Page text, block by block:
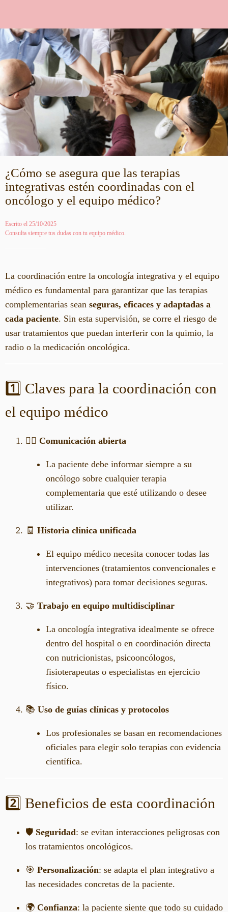
¿Cómo se asegura que las terapias
integrativas estén coordinadas con el
oncólogo y el equipo médico?
Escrito el 25/10/2025
Consulta siempre tus dudas con tu equipo médico.
La coordinación entre la oncología integrativa y el equipo
médico es fundamental para garantizar que las terapias
complementarias sean seguras, eficaces y adaptadas a
cada paciente. Sin esta supervisión, se corre el riesgo de
usar tratamientos que puedan interferir con la quimio, la
radio o la medicación oncológica.
1️⃣ Claves para la coordinación con
el equipo médico
👩‍⚕️ Comunicación abierta
La paciente debe informar siempre a su
oncólogo sobre cualquier terapia
complementaria que esté utilizando o desee
utilizar.
🧾 Historia clínica unificada
El equipo médico necesita conocer todas las
intervenciones (tratamientos convencionales e
integrativos) para tomar decisiones seguras.
🤝 Trabajo en equipo multidisciplinar
La oncología integrativa idealmente se ofrece
dentro del hospital o en coordinación directa
con nutricionistas, psicooncólogos,
fisioterapeutas o especialistas en ejercicio
físico.
📚 Uso de guías clínicas y protocolos
Los profesionales se basan en recomendaciones
oficiales para elegir solo terapias con evidencia
científica.
2️⃣ Beneficios de esta coordinación
🛡️ Seguridad: se evitan interacciones peligrosas con
los tratamientos oncológicos.
🎯 Personalización: se adapta el plan integrativo a
las necesidades concretas de la paciente.
🌍 Confianza: la paciente siente que todo su cuidado